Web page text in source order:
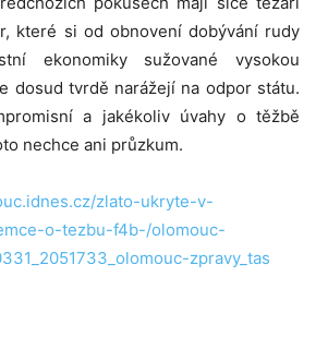
které si od obnovení dobývání rudy
ekonomiky sužované vysokou
dosud tvrdě narážejí na odpor státu.
a jakékoliv úvahy o těžbě
nechce ani průzkum.
zlato-ukryte-v-
o-tezbu-f4b-/olomouc-
zpravy_tas